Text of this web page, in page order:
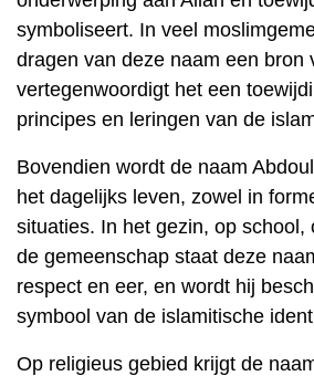
symboliseert. In veel
dragen van deze naam een ​​bron
vertegenwoordigt het een
principes en leringen van de
Bovendien wordt de naam
het dagelijks leven, zowel in
situaties. In het gezin, op school,
de gemeenschap staat deze
respect en eer, en wordt hij
symbool van de islamitische
Op religieus gebied krijgt de